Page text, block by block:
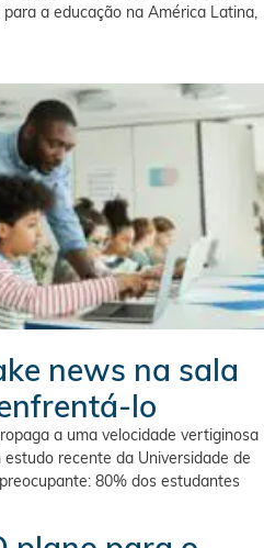
a educação na América Latina,
news na sala
lo
a uma velocidade vertiginosa
recente da Universidade de
80% dos estudantes